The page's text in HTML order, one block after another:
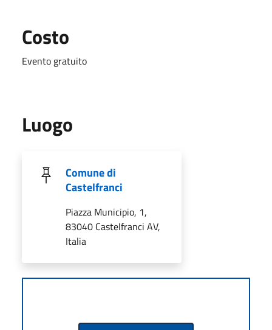
Costo
Evento gratuito
Luogo
Comune di
Castelfranci
Piazza Municipio, 1,
83040 Castelfranci AV,
Italia